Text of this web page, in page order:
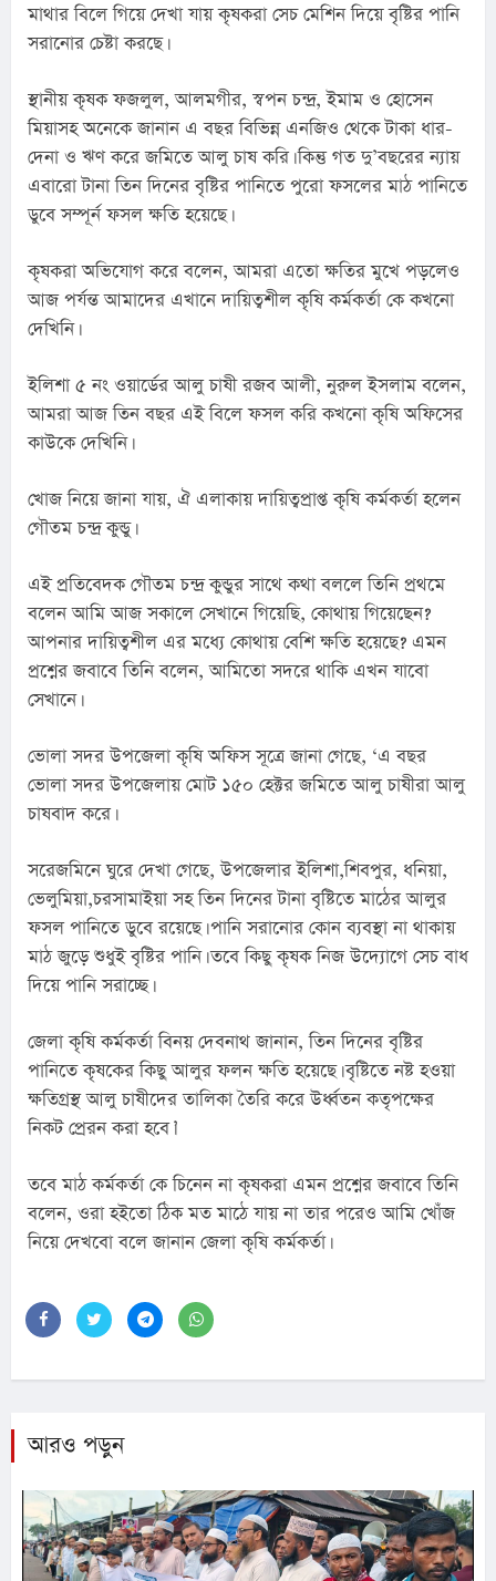
মাথার বিলে গিয়ে দেখা যায় কৃষকরা সেচ মেশিন দিয়ে বৃষ্টির পানি
সরানোর চেষ্টা করছে।
স্থানীয় কৃষক ফজলুল, আলমগীর, স্বপন চন্দ্র, ইমাম ও হোসেন
মিয়াসহ অনেকে জানান এ বছর বিভিন্ন এনজিও থেকে টাকা ধার-
দেনা ও ঋণ করে জমিতে আলু চাষ করি। কিন্তু গত দু’বছরের ন্যায়
এবারো টানা তিন দিনের বৃষ্টির পানিতে পুরো ফসলের মাঠ পানিতে
ডুবে সম্পূর্ন ফসল ক্ষতি হয়েছে।
কৃষকরা অভিযোগ করে বলেন, আমরা এতো ক্ষতির মুখে পড়লেও
আজ পর্যন্ত আমাদের এখানে দায়িত্বশীল কৃষি কর্মকর্তা কে কখনো
দেখিনি।
ইলিশা ৫ নং ওয়ার্ডের আলু চাষী রজব আলী, নুরুল ইসলাম বলেন,
আমরা আজ তিন বছর এই বিলে ফসল করি কখনো কৃষি অফিসের
কাউকে দেখিনি।
খোজ নিয়ে জানা যায়, ঐ এলাকায় দায়িত্বপ্রাপ্ত কৃষি কর্মকর্তা হলেন
গৌতম চন্দ্র কুন্ডু।
এই প্রতিবেদক গৌতম চন্দ্র কুন্ডুর সাথে কথা বললে তিনি প্রথমে
বলেন আমি আজ সকালে সেখানে গিয়েছি, কোথায় গিয়েছেন?
আপনার দায়িত্বশীল এর মধ্যে কোথায় বেশি ক্ষতি হয়েছে? এমন
প্রশ্নের জবাবে তিনি বলেন, আমিতো সদরে থাকি এখন যাবো
সেখানে।
ভোলা সদর উপজেলা কৃষি অফিস সূত্রে জানা গেছে, ‘এ বছর
ভোলা সদর উপজেলায় মোট ১৫০ হেক্টর জমিতে আলু চাষীরা আলু
চাষবাদ করে।
সরেজমিনে ঘুরে দেখা গেছে, উপজেলার ইলিশা,শিবপুর, ধনিয়া,
ভেলুমিয়া,চরসামাইয়া সহ তিন দিনের টানা বৃষ্টিতে মাঠের আলুর
ফসল পানিতে ডুবে রয়েছে। পানি সরানোর কোন ব্যবস্থা না থাকায়
মাঠ জুড়ে শুধুই বৃষ্টির পানি। তবে কিছু কৃষক নিজ উদ্যোগে সেচ বাধ
দিয়ে পানি সরাচ্ছে।
জেলা কৃষি কর্মকর্তা বিনয় দেবনাথ জানান, তিন দিনের বৃষ্টির
পানিতে কৃষকের কিছু আলুর ফলন ক্ষতি হয়েছে। বৃষ্টিতে নষ্ট হওয়া
ক্ষতিগ্রস্থ আলু চাষীদের তালিকা তৈরি করে উর্ধ্বতন কতৃপক্ষের
নিকট প্রেরন করা হবে।’
তবে মাঠ কর্মকর্তা কে চিনেন না কৃষকরা এমন প্রশ্নের জবাবে তিনি
বলেন, ওরা হইতো ঠিক মত মাঠে যায় না তার পরেও আমি খোঁজ
নিয়ে দেখবো বলে জানান জেলা কৃষি কর্মকর্তা।
আরও পড়ুন